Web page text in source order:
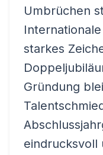
Umbrüchen
starkes
Gründung
eindrucksvoll